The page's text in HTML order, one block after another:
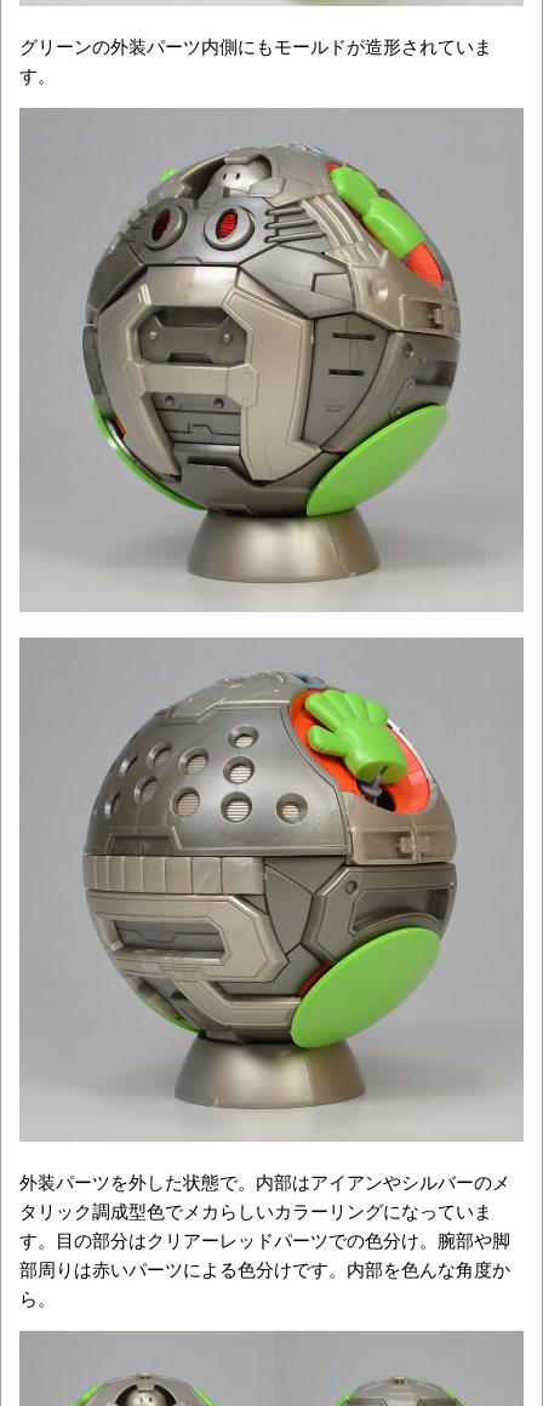
グリーンの外装パーツ内側にもモールドが造形されていま
す。
外装パーツを外した状態で。内部はアイアンやシルバーのメ
タリック調成型色でメカらしいカラーリングになっていま
す。目の部分はクリアーレッドパーツでの色分け。腕部や脚
部周りは赤いパーツによる色分けです。内部を色んな角度か
ら。